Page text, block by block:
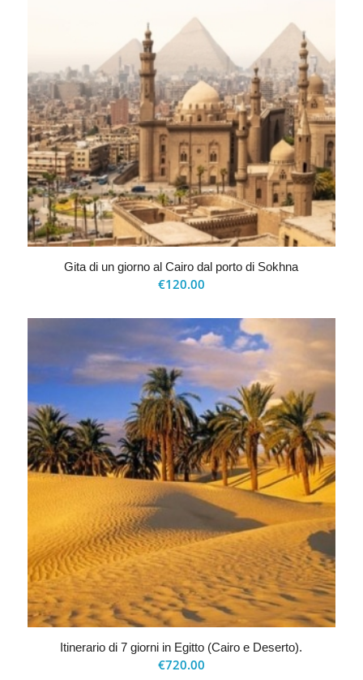
Gita di un giorno al Cairo dal porto di Sokhna
€120.00
Itinerario di 7 giorni in Egitto (Cairo e Deserto).
€720.00